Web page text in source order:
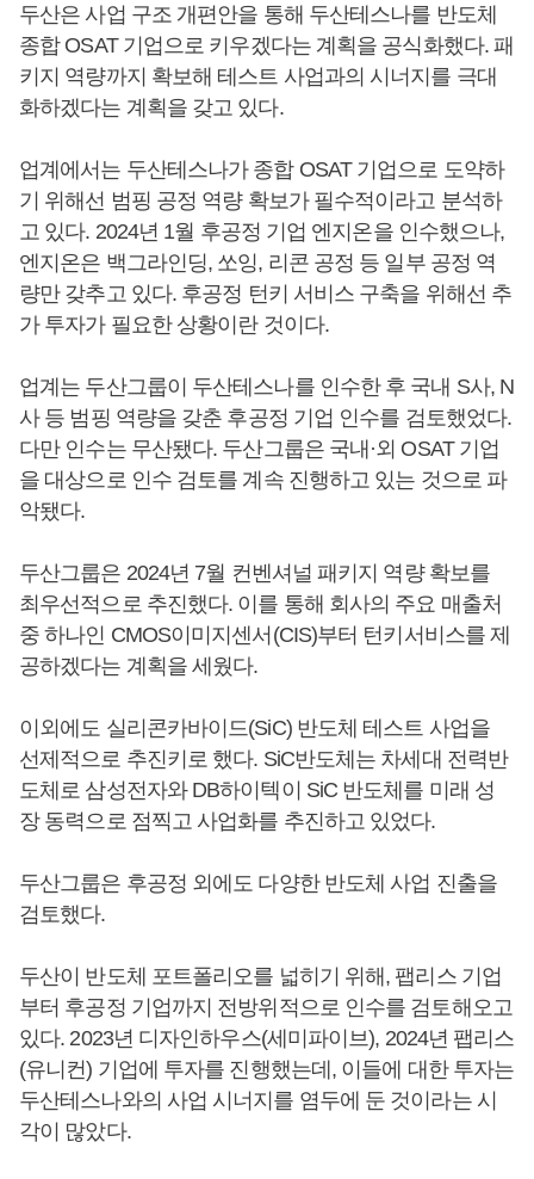
두산은 사업 구조 개편안을 통해 두산테스나를 반도체
종합 OSAT 기업으로 키우겠다는 계획을 공식화했다. 패
키지 역량까지 확보해 테스트 사업과의 시너지를 극대
화하겠다는 계획을 갖고 있다.
업계에서는 두산테스나가 종합 OSAT 기업으로 도약하
기 위해선 범핑 공정 역량 확보가 필수적이라고 분석하
고 있다. 2024년 1월 후공정 기업 엔지온을 인수했으나,
엔지온은 백그라인딩, 쏘잉, 리콘 공정 등 일부 공정 역
량만 갖추고 있다. 후공정 턴키 서비스 구축을 위해선 추
가 투자가 필요한 상황이란 것이다.
업계는 두산그룹이 두산테스나를 인수한 후 국내 S사, N
사 등 범핑 역량을 갖춘 후공정 기업 인수를 검토했었다.
다만 인수는 무산됐다. 두산그룹은 국내·외 OSAT 기업
을 대상으로 인수 검토를 계속 진행하고 있는 것으로 파
악됐다.
두산그룹은 2024년 7월 컨벤셔널 패키지 역량 확보를
최우선적으로 추진했다. 이를 통해 회사의 주요 매출처
중 하나인 CMOS이미지센서(CIS)부터 턴키서비스를 제
공하겠다는 계획을 세웠다.
이외에도 실리콘카바이드(SiC) 반도체 테스트 사업을
선제적으로 추진키로 했다. SiC반도체는 차세대 전력반
도체로 삼성전자와 DB하이텍이 SiC 반도체를 미래 성
장 동력으로 점찍고 사업화를 추진하고 있었다.
두산그룹은 후공정 외에도 다양한 반도체 사업 진출을
검토했다.
두산이 반도체 포트폴리오를 넓히기 위해, 팹리스 기업
부터 후공정 기업까지 전방위적으로 인수를 검토해오고
있다. 2023년 디자인하우스(세미파이브), 2024년 팹리스
(유니컨) 기업에 투자를 진행했는데, 이들에 대한 투자는
두산테스나와의 사업 시너지를 염두에 둔 것이라는 시
각이 많았다.